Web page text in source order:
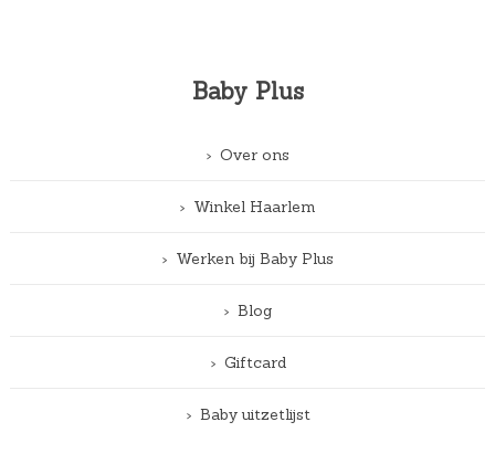
Baby Plus
Over ons
Winkel Haarlem
Werken bij Baby Plus
Blog
Giftcard
Baby uitzetlijst